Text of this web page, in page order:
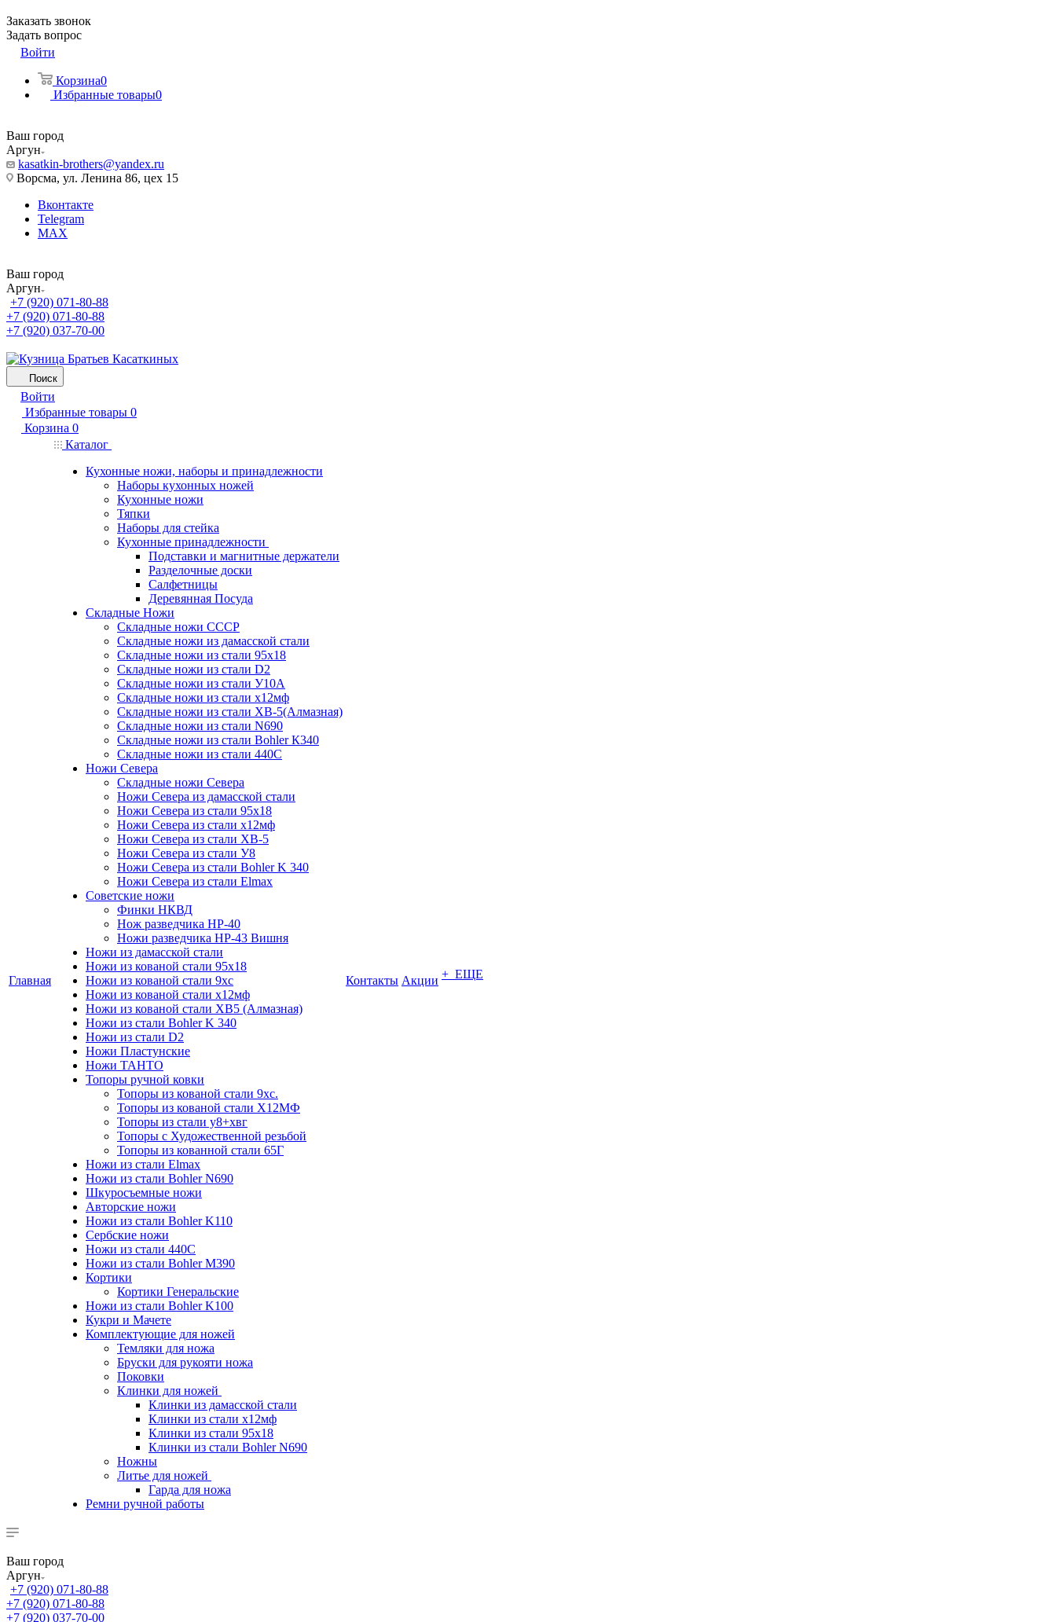
Заказать звонок
Задать вопрос
Войти
Корзина0
Избранные товары0
Ваш город
Аргун
kasatkin-brothers@yandex.ru
Ворсма, ул. Ленина 86, цех 15
Вконтакте
Telegram
MAX
Ваш город
Аргун
+7 (920) 071-80-88
+7 (920) 071-80-88
+7 (920) 037-70-00
Поиск
Войти
Избранные товары 0
Корзина 0
Главная
Каталог
Кухонные ножи, наборы и принадлежности
Наборы кухонных ножей
Кухонные ножи
Тяпки
Наборы для стейка
Кухонные принадлежности
Подставки и магнитные держатели
Разделочные доски
Салфетницы
Деревянная Посуда
Складные Ножи
Cкладные ножи СССР
Складные ножи из дамасской стали
Складные ножи из стали 95х18
Складные ножи из стали D2
Складные ножи из стали У10А
Складные ножи из стали х12мф
Складные ножи из стали ХВ-5(Алмазная)
Складные ножи из стали N690
Складные ножи из стали Bohler К340
Складные ножи из стали 440С
Ножи Севера
Складные ножи Севера
Ножи Севера из дамасской стали
Ножи Севера из стали 95х18
Ножи Севера из стали х12мф
Ножи Севера из стали ХВ-5
Ножи Севера из стали У8
Ножи Севера из стали Bohler K 340
Ножи Севера из стали Elmax
Советские ножи
Финки НКВД
Нож разведчика НР-40
Ножи разведчика НР-43 Вишня
Ножи из дамасской стали
Ножи из кованой стали 95х18
Ножи из кованой стали 9хс
Ножи из кованой стали х12мф
Ножи из кованой стали ХВ5 (Алмазная)
Ножи из стали Bohler K 340
Ножи из стали D2
Ножи Пластунские
Ножи ТАНТО
Топоры ручной ковки
Топоры из кованой стали 9хс.
Топоры из кованой стали Х12МФ
Топоры из стали у8+хвг
Топоры с Художественной резьбой
Топоры из кованной стали 65Г
Ножи из стали Elmax
Ножи из стали Bohler N690
Шкуросъемные ножи
Авторские ножи
Ножи из стали Bohler K110
Сербские ножи
Ножи из стали 440С
Ножи из стали Bohler M390
Кортики
Кортики Генеральские
Ножи из стали Bohler K100
Кукри и Мачете
Комплектующие для ножей
Темляки для ножа
Бруски для рукояти ножа
Поковки
Клинки для ножей
Клинки из дамасской стали
Клинки из стали х12мф
Клинки из стали 95х18
Клинки из стали Bohler N690
Ножны
Литье для ножей
Гарда для ножа
Ремни ручной работы
Контакты Акции + ЕЩЕ
Ваш город
Аргун
+7 (920) 071-80-88
+7 (920) 071-80-88
+7 (920) 037-70-00